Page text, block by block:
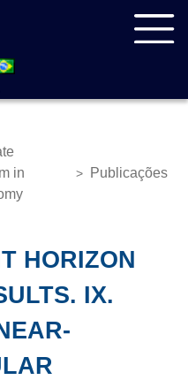
in
> Publicações
HORIZON
IX.